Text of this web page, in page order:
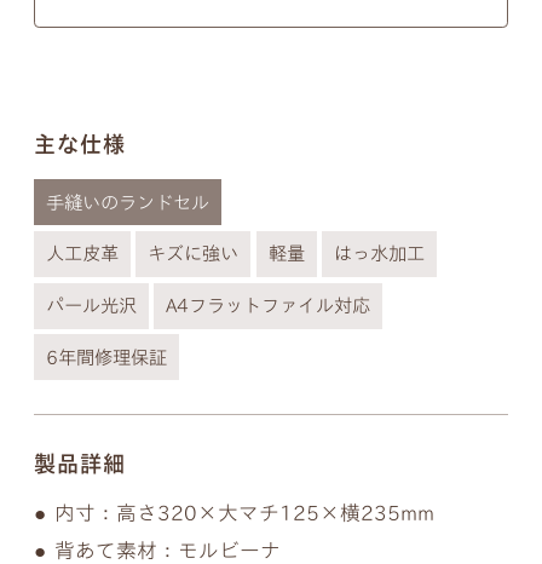
主な仕様
手縫いのランドセル
人工皮革 キズに強い 軽量 はっ水加工
パール光沢 A4フラットファイル対応
6年間修理保証
製品詳細
内寸：高さ320×大マチ125×横235mm
背あて素材：モルビーナ